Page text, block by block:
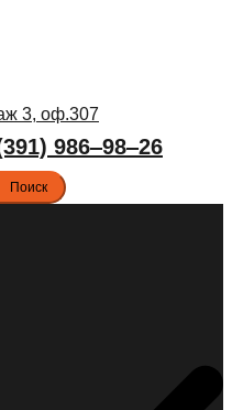
3, оф.307
986‒98‒26